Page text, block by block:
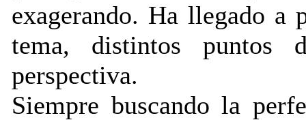
exagerando. Ha llegado a
tema, distintos puntos
perspectiva.
Siempre buscando la